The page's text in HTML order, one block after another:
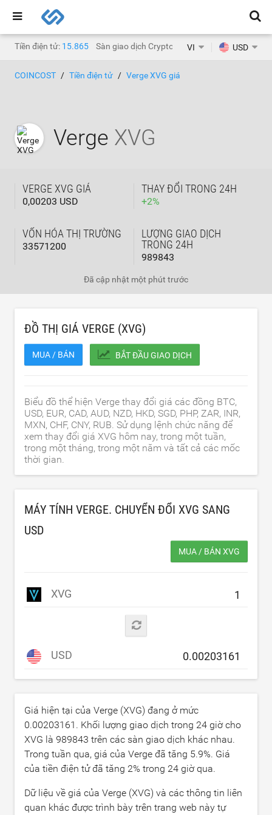
Tiền điện tử: 15.865 Sàn giao dịch Crypto: 1.468
VI USD
COINCOST Tiền điện tử Verge XVG giá
Verge XVG
VERGE XVG GIÁ
0,00203 USD
THAY ĐỔI TRONG 24H
+2%
VỐN HÓA THỊ TRƯỜNG
33571200
LƯỢNG GIAO DỊCH
TRONG 24H
989843
Đã cập nhật một phút trước
ĐỒ THỊ GIÁ VERGE (XVG)
MUA / BÁN BẮT ĐẦU GIAO DỊCH
Biểu đồ thể hiện Verge thay đổi giá các đồng BTC,
USD, EUR, CAD, AUD, NZD, HKD, SGD, PHP, ZAR, INR,
MXN, CHF, CNY, RUB. Sử dụng lệnh chức năng để
xem thay đổi giá XVG hôm nay, trong một tuần,
trong một tháng, trong một năm và tất cả các mốc
thời gian.
MÁY TÍNH VERGE. CHUYỂN ĐỔI XVG SANG
USD
MUA / BÁN XVG
XVG
USD
Giá hiện tại của Verge (XVG) đang ở mức
0.00203161 . Khối lượng giao dịch trong 24 giờ cho
XVG là 989843 trên các sàn giao dịch khác nhau.
Trong tuần qua, giá của Verge đã tăng 5.9%. Giá
của tiền điện tử đã tăng 2% trong 24 giờ qua.
Dữ liệu về giá của Verge (XVG) và các thông tin liên
quan khác được trình bày trên trang web này tự